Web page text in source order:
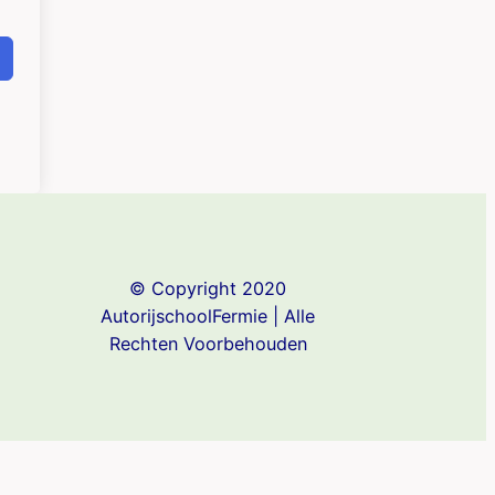
© Copyright 2020
AutorijschoolFermie | Alle
Rechten Voorbehouden